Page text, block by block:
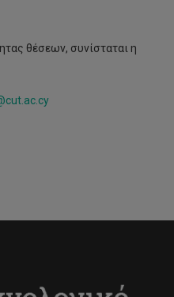
θέσεων, συνίσταται η